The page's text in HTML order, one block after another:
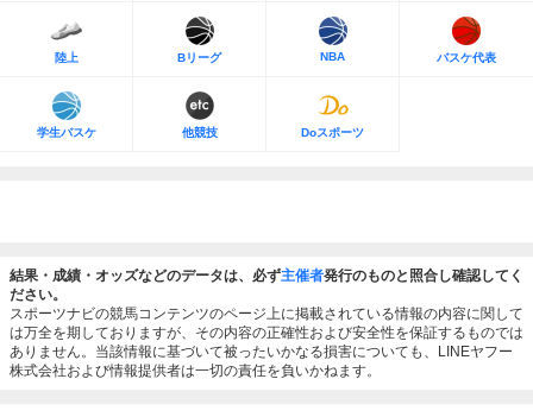
陸上 Bリーグ NBA バスケ代表
学生バスケ 他競技 Doスポーツ
結果・成績・オッズなどのデータは、必ず主催者発行のものと照合し確認してく
ださい。
スポーツナビの競馬コンテンツのページ上に掲載されている情報の内容に関して
は万全を期しておりますが、その内容の正確性および安全性を保証するものでは
ありません。当該情報に基づいて被ったいかなる損害についても、LINEヤフー
株式会社および情報提供者は一切の責任を負いかねます。